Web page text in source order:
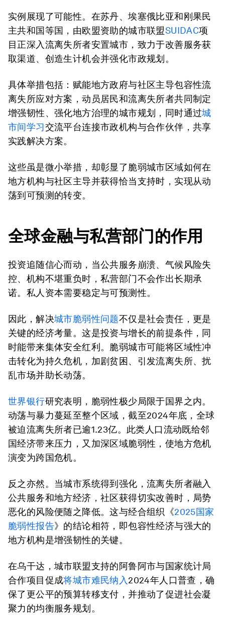
实例展现了可能性。在苏丹、埃塞俄比亚和刚果民
主共和国等国，由欧盟资助的城市联盟SUIDAC项
目正深入流离失所者安置城市，致力于改善服务获
取渠道、创造生计机会并强化市政规划。
具体举措包括：赋能地方政府与社区主导包容性流
离失所应对方案，动员居民和流离失所者共同制定
增强韧性、强化地方治理的城市规划，同时通过城
市间学习交流平台连接市政机构与合作伙伴，共享
实践解决方案。
这些虽是微小举措，却彰显了脆弱城市区域如何在
地方机构与社区主导并获得恰当支持时，实现从动
荡到可预测的转变。
全球金融与私营部门的作用
投资追随信心而动，当公共服务崩溃、气候风险失
控、机构不堪重负时，私营部门不会作出长期承
诺。私人资本需要稳定与可预测性。
因此，解决城市脆弱性问题不仅是社会责任，更是
关键的经济考量。这是投资与增长的前提条件，同
时能带来集体安全红利。脆弱城市可能将区域性冲
击转化为持久危机，加剧贫困、引发流离失所、扰
乱市场并助长动荡。
世界银行研究表明，脆弱性极少局限于国界之内。
动荡与暴力蔓延至整个区域，截至2024年底，全球
被迫流离失所者已逾1.23亿。此类人口流动既给邻
国经济带来压力，又加深区域脆弱性，使地方危机
演变为跨国危机。
反之亦然。当城市系统得到强化，流离失所者融入
公共服务和地方经济，社区获得切实改善时，局势
恶化的风险便随之降低。这与经合组织《2025国家
脆弱性报告》的结论相符，即包容性经济与强大的
地方机构是增强韧性的关键。
在乌干达，城市联盟支持的阿鲁阿市与国家统计局
合作项目促成将城市难民纳入 2024年人口普查，确
保了更公平的预算转移支付，并推动了促进社会凝
聚力的均衡服务规划。